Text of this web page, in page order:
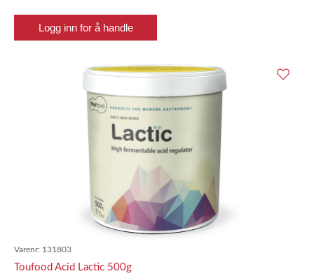
Logg inn for å handle
Varenr: 131803
Toufood Acid Lactic 500g